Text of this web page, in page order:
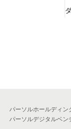
パーソルホールディン
パーソルデジタルベン